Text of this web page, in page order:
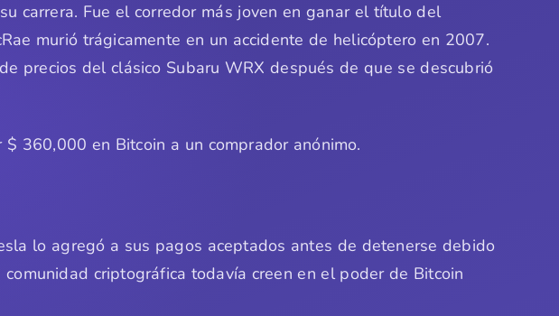
carrera. Fue el corredor más joven en ganar el título del
murió trágicamente en un accidente de helicóptero en 2007.
precios del clásico Subaru WRX después de que se descubrió
360,000 en Bitcoin a un comprador anónimo.
lo agregó a sus pagos aceptados antes de detenerse debido
criptográfica todavía creen en el poder de Bitcoin